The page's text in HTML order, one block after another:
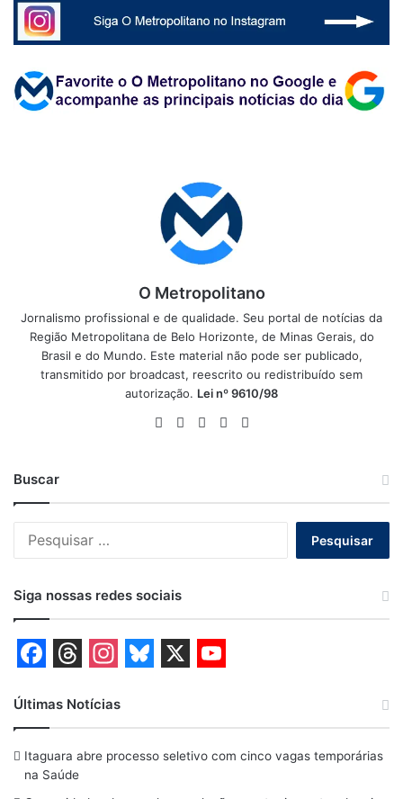
O Metropolitano
Jornalismo profissional e de qualidade. Seu portal de notícias da
Região Metropolitana de Belo Horizonte, de Minas Gerais, do
Brasil e do Mundo. Este material não pode ser publicado,
transmitido por broadcast, reescrito ou redistribuído sem
autorização. Lei nº 9610/98
WebsiteFacebook
X YouTube
Buscar
Siga nossas redes sociais
a
c
e
h
r
e
n
s
t
u
e
u
T
Últimas Notícias
Itaguara abre processo seletivo com cinco vagas temporárias
na Saúde